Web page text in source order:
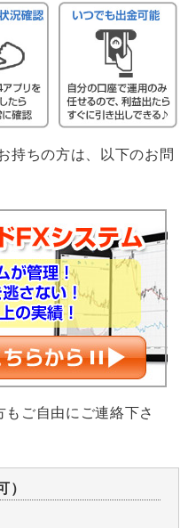
持ちの方は、以下のお問
ご自由にご連絡下さ
）